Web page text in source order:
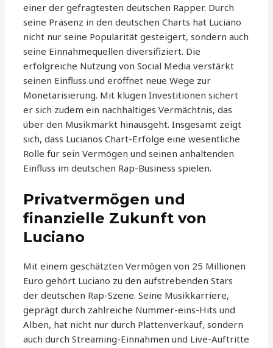
einer der gefragtesten deutschen Rapper. Durch
seine Präsenz in den deutschen Charts hat Luciano
nicht nur seine Popularität gesteigert, sondern auch
seine Einnahmequellen diversifiziert. Die
erfolgreiche Nutzung von Social Media verstärkt
seinen Einfluss und eröffnet neue Wege zur
Monetarisierung. Mit klugen Investitionen sichert
er sich zudem ein nachhaltiges Vermächtnis, das
über den Musikmarkt hinausgeht. Insgesamt zeigt
sich, dass Lucianos Chart-Erfolge eine wesentliche
Rolle für sein Vermögen und seinen anhaltenden
Einfluss im deutschen Rap-Business spielen.
Privatvermögen und
finanzielle Zukunft von
Luciano
Mit einem geschätzten Vermögen von 25 Millionen
Euro gehört Luciano zu den aufstrebenden Stars
der deutschen Rap-Szene. Seine Musikkarriere,
geprägt durch zahlreiche Nummer-eins-Hits und
Alben, hat nicht nur durch Plattenverkauf, sondern
auch durch Streaming-Einnahmen und Live-Auftritte